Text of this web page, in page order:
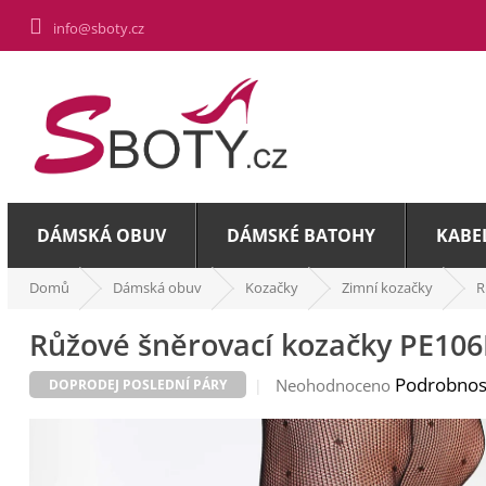
obsah
info@sboty.cz
DÁMSKÁ OBUV DÁMSKÉ BATOHY
Domů Dámská obuv Kozačky Zimní kozačky
Růžové šněrovací kozačky
DOPRODEJ POSLEDNÍ PÁRY
Průměrné
produktu
je
0,0
Neohodnoceno